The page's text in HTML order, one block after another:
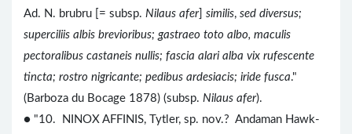
Ad. N. brubru [= subsp. Nilaus afer] similis, sed diversus;
superciliis albis brevioribus; gastraeo toto albo, maculis
pectoralibus castaneis nullis; fascia alari alba vix rufescente
tincta; rostro nigricante; pedibus ardesiacis; iride fusca."
(Barboza du Bocage 1878) (subsp. Nilaus afer).
● "10. NINOX AFFINIS, Tytler, sp. nov.? Andaman Hawk-